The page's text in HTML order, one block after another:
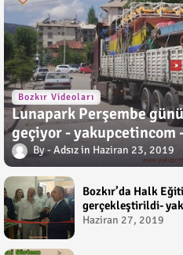
Bozkır Videoları
Lunapark Perşembe
geçiyor - yakupcetincom
Adsız Haziran 23, 2019
Bozkır’da Halk
gerçekleştirildi-
Haziran 27, 2019